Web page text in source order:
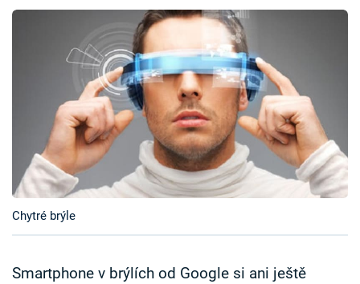
TV Program
Časopis
Sledujte prima+
Chytré brýle
Smartphone v brýlích od Google si ani ještě